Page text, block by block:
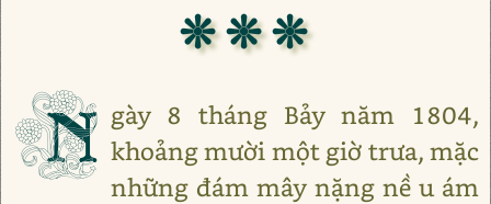
❊ ❊ ❊
N gày 8 tháng Bảy năm 1804,
khoảng mười một giờ trưa, mặc
những đám mây nặng nề u ám